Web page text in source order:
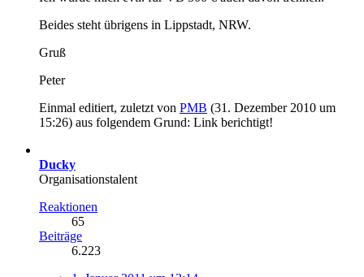
Beides steht übrigens in Lippstadt, NRW.
Gruß
Peter
Einmal editiert, zuletzt von PMB (31. Dezember 2010 um
15:26) aus folgendem Grund: Link berichtigt!
Ducky
Organisationstalent
Reaktionen
65
Beiträge
6.223